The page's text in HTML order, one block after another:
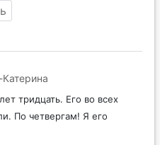
Катерина
тридцать. Его во всех
По четвергам! Я его